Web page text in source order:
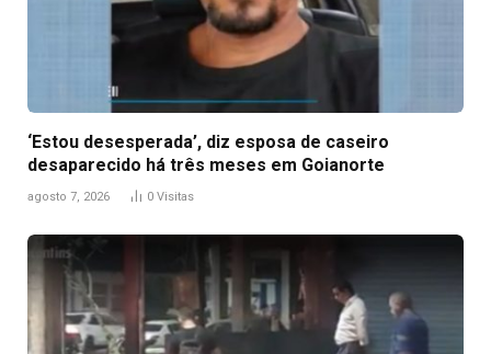
‘Estou desesperada’, diz esposa de caseiro
desaparecido há três meses em Goianorte
agosto 7, 2026 0 Visitas